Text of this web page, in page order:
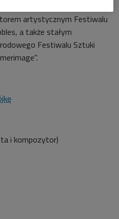
artystycznym Festiwalu
a także stałym
Festiwalu Sztuki
i kompozytor)